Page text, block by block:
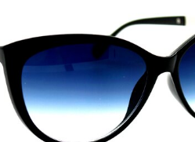
(353)
(59)